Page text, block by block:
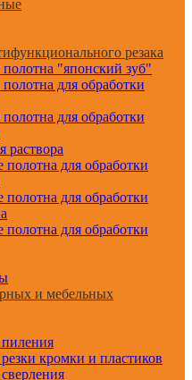
резака
"японский зуб"
для обработки
для обработки
раствора
для обработки
для обработки
для обработки
и мебельных
кромки и пластиков